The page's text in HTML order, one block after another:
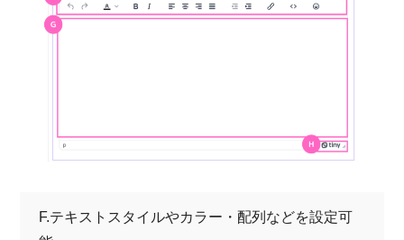
F.テキストスタイルやカラー・配列などを設定可